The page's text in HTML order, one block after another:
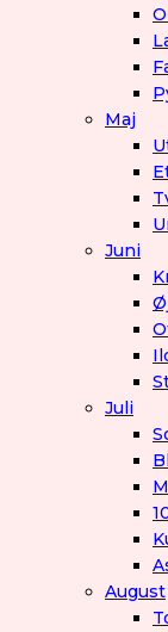
Maj
Juni
Juli
August